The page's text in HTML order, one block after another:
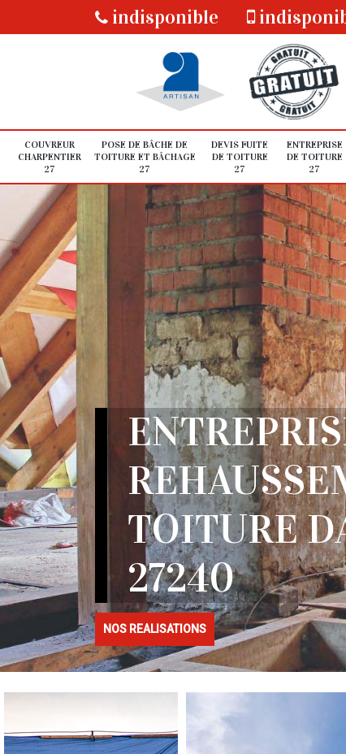
indisponible
COUVREUR
CHARPENTIER
27
POSE DE BÂCHE DE
TOITURE ET BÂCHAGE
27
DEVIS FUITE
DE TOITURE
27
ENTREPRISE
DE TOITURE
27
TOITURE
27240
NOS REALISATIONS